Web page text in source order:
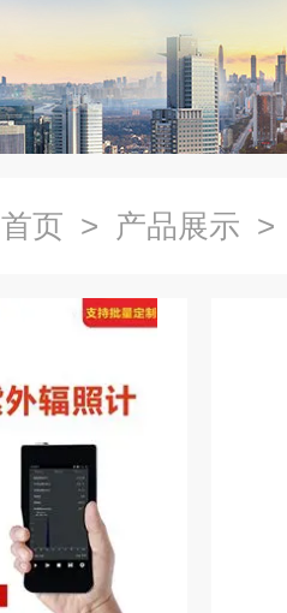
首页 > 产品展示